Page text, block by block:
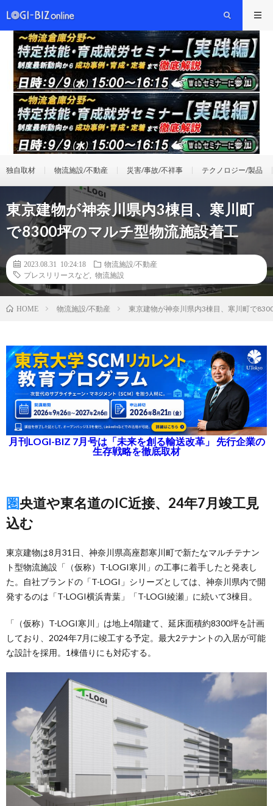
独自取材 物流施設/不動産 災害/事故/不祥事 テクノロジー/製品
東京建物が神奈川県内3棟目、寒川町
で8300坪のマルチ型物流施設着工
2023.08.31 10:24:18
物流施設/不動産
プレスリリースなど
物流施設
HOME 物流施設/不動産 東京建物が神奈川県内3棟目、寒川町で
月刊LOGI-BIZ 7月号は「未来を創る輸送改革」 先行企業の
生存戦略を徹底取材
圏央道や東名道のIC近接、24年7月竣工見
込む
東京建物は8月31日、神奈川県高座郡寒川町で新たなマルチテナン
ト型物流施設「（仮称）T-LOGI寒川」の工事に着手したと発表し
た。自社ブランドの「T-LOGI」シリーズとしては、神奈川県内で開
発するのは「T-LOGI横浜青葉」「T-LOGI綾瀬」に続いて3棟目。
「（仮称）T-LOGI寒川」は地上4階建て、延床面積約8300坪を計画
しており、2024年7月に竣工する予定。最大2テナントの入居が可能
な設計を採用。1棟借りにも対応する。